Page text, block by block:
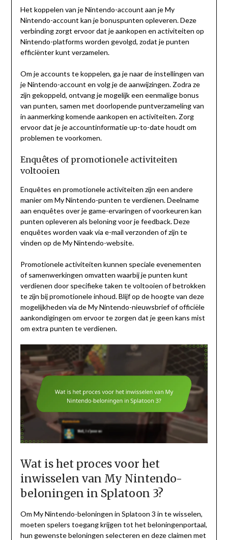
Het koppelen van je Nintendo-account aan je My
Nintendo-account kan je bonuspunten opleveren. Deze
verbinding zorgt ervoor dat je aankopen en activiteiten op
Nintendo-platforms worden gevolgd, zodat je punten
efficiënter kunt verzamelen.
Om je accounts te koppelen, ga je naar de instellingen van
je Nintendo-account en volg je de aanwijzingen. Zodra ze
zijn gekoppeld, ontvang je mogelijk een eenmalige bonus
van punten, samen met doorlopende puntverzameling van
in aanmerking komende aankopen en activiteiten. Zorg
ervoor dat je je accountinformatie up-to-date houdt om
problemen te voorkomen.
Enquêtes of promotionele activiteiten
voltooien
Enquêtes en promotionele activiteiten zijn een andere
manier om My Nintendo-punten te verdienen. Deelname
aan enquêtes over je game-ervaringen of voorkeuren kan
punten opleveren als beloning voor je feedback. Deze
enquêtes worden vaak via e-mail verzonden of zijn te
vinden op de My Nintendo-website.
Promotionele activiteiten kunnen speciale evenementen
of samenwerkingen omvatten waarbij je punten kunt
verdienen door specifieke taken te voltooien of betrokken
te zijn bij promotionele inhoud. Blijf op de hoogte van deze
mogelijkheden via de My Nintendo-nieuwsbrief of officiële
aankondigingen om ervoor te zorgen dat je geen kans mist
om extra punten te verdienen.
Wat is het proces voor het
inwisselen van My Nintendo-
beloningen in Splatoon 3?
Om My Nintendo-beloningen in Splatoon 3 in te wisselen,
moeten spelers toegang krijgen tot het beloningenportaal,
hun gewenste beloningen selecteren en deze claimen met